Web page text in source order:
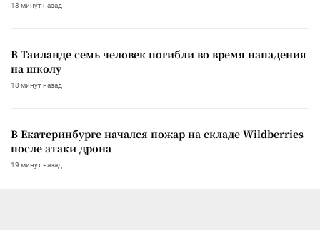
13 минут назад
В Таиланде семь человек погибли во время нападения
на школу
18 минут назад
В Екатеринбурге начался пожар на складе Wildberries
после атаки дрона
19 минут назад